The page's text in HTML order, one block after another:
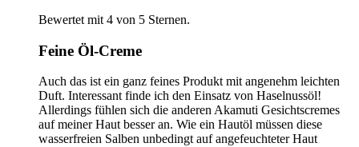
Bewertet mit 4 von 5 Sternen.
Feine Öl-Creme
Auch das ist ein ganz feines Produkt mit angenehm leichten
Duft. Interessant finde ich den Einsatz von Haselnussöl!
Allerdings fühlen sich die anderen Akamuti Gesichtscremes
auf meiner Haut besser an. Wie ein Hautöl müssen diese
wasserfreien Salben unbedingt auf angefeuchteter Haut